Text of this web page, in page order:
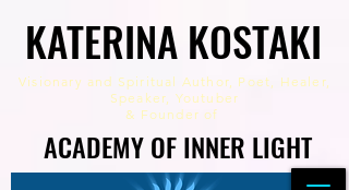
KATERINA KOSTAKI
KATERINA KOSTAKI
Visionary and Spiritual Author, Poet, Healer,
Speaker, Youtuber
& Founder of
ACADEMY OF INNER LIGHT
ACADEMY OF INNER LIGHT